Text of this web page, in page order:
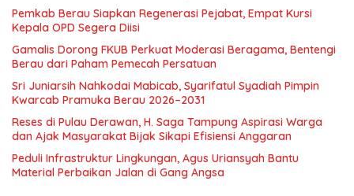
Pemkab Berau Siapkan Regenerasi Pejabat, Empat Kursi
Kepala OPD Segera Diisi
Gamalis Dorong FKUB Perkuat Moderasi Beragama, Bentengi
Berau dari Paham Pemecah Persatuan
Sri Juniarsih Nahkodai Mabicab, Syarifatul Syadiah Pimpin
Kwarcab Pramuka Berau 2026–2031
Reses di Pulau Derawan, H. Saga Tampung Aspirasi Warga
dan Ajak Masyarakat Bijak Sikapi Efisiensi Anggaran
Peduli Infrastruktur Lingkungan, Agus Uriansyah Bantu
Material Perbaikan Jalan di Gang Angsa